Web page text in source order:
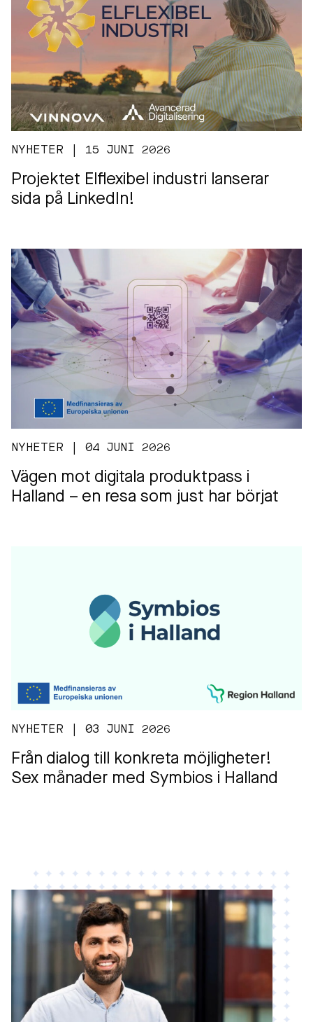
NYHETER | 15 JUNI 2026
Projektet Elflexibel industri lanserar
sida på LinkedIn!
NYHETER | 04 JUNI 2026
Vägen mot digitala produktpass i
Halland – en resa som just har börjat
NYHETER | 03 JUNI 2026
Från dialog till konkreta möjligheter!
Sex månader med Symbios i Halland